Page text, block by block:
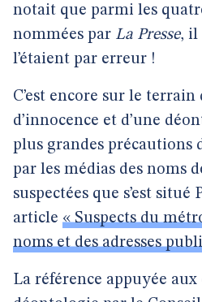
notait que parmi les
nommées par La Presse, il
l’étaient par erreur !
C’est encore sur le
d’innocence et d’une
plus grandes précautions
par les médias des noms
suspectées que s’est situé
article « Suspects du
noms et des adresses
La référence appuyée aux